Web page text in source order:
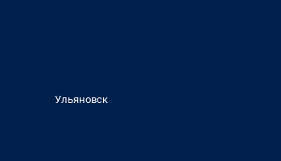
Ульяновск